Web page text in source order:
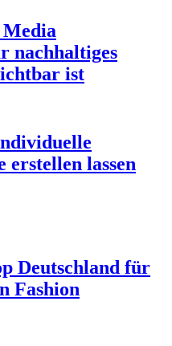
nachhaltiges
ist
erstellen lassen
Deutschland für
Fashion